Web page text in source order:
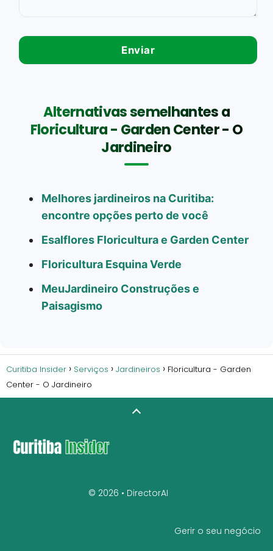
Alternativas semelhantes a
Floricultura - Garden Center - O
Jardineiro
Melhores jardineiros na Curitiba:
encontre opções perto de você
Esalflores Floricultura e Garden Center
Floricultura Esquina Verde
MeuJardineiro Construções e
Paisagismo
Curitiba Insider Serviços Jardineiros
Floricultura - Garden
Center - O Jardineiro
© 2026 • DirectorAI
Gerir o seu negócio